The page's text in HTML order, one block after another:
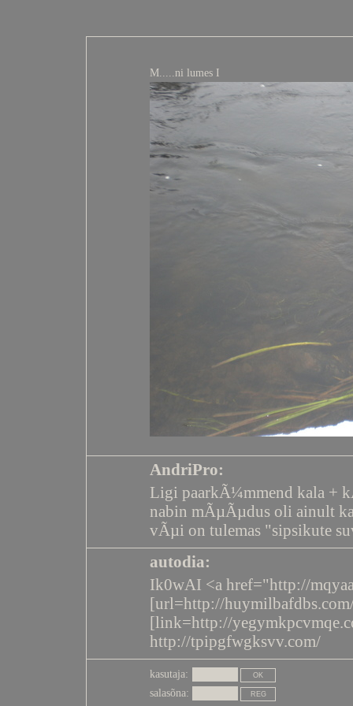
M.....ni lumes I
AndriPro:
Ligi paarkÃ¼mmend kala +
nabin mÃµÃµdus oli ainult
vÃµi on tulemas "sipsikute
autodia:
Ik0wAI <a href="http://
[url=http://
[link=http://
http://tpipgfwgksvv.com/
kasutaja:
salasõna: